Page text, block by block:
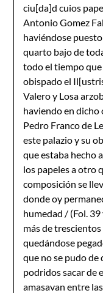
ciu[da]d cuios
Antonio Gomez
haviéndose
quarto bajo de
todo el tiempo
obispado el
Valero y Losa
haviendo en
Pedro Franco de
este palazio y su
que estaba hecho
los papeles a otro
composición se
donde oy
humedad / (Fol.
más de
quedándose
que no se pudo
podridos sacar de
amasavan entre